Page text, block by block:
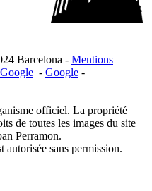
Barcelona - Mentions
Google - Google -
officiel. La propriété
de toutes les images du site
Perramon.
sans permission.